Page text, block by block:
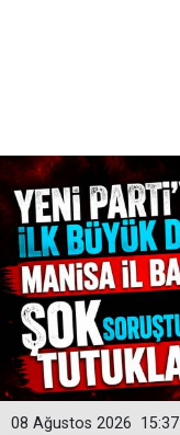
15:37
08 Ağustos 2026